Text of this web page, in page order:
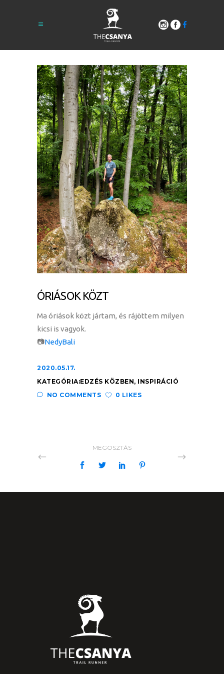
ÓRIÁSOK KÖZT
Ma óriások közt jártam, és rájöttem milyen
kicsi is vagyok.
📷NedyBali
2020.05.17.
KATEGÓRIA:EDZÉS KÖZBEN, INSPIRÁCIÓ
NO COMMENTS
0 LIKES
MEGOSZTÁS